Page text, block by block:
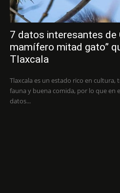
7 datos interesantes de
mamífero mitad gato”
Tlaxcala
Tlaxcala es un estado rico en cultura,
fauna y buena comida, por lo que en
datos...